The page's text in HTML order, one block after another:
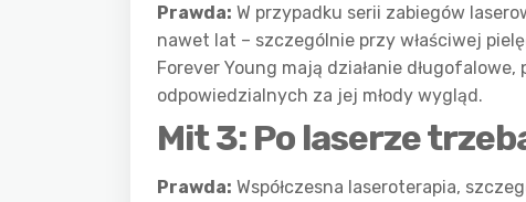
Prawda: W przypadku serii zabiegów
nawet lat – szczególnie przy właściwej
Forever Young mają działanie
odpowiedzialnych za jej młody wygląd.
Mit 3: Po laserze
Prawda: Współczesna laseroterapia,